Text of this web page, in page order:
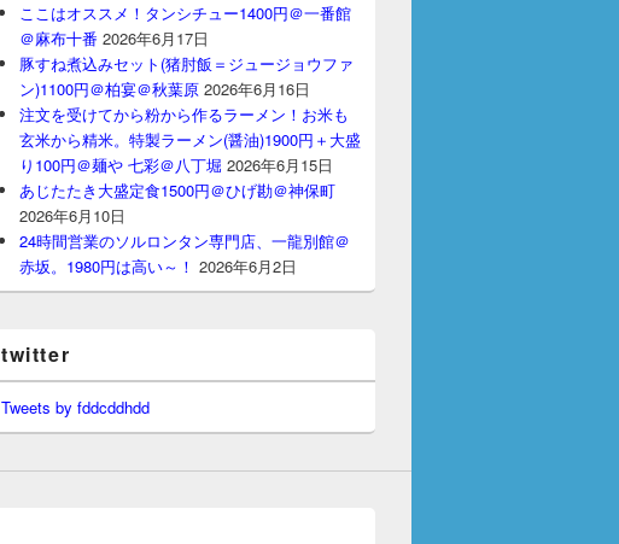
ここはオススメ！タンシチュー1400円＠一番館
＠麻布十番 2026年6月17日
豚すね煮込みセット(猪肘飯＝ジュージョウファ
ン)1100円＠柏宴＠秋葉原 2026年6月16日
注文を受けてから粉から作るラーメン！お米も
玄米から精米。特製ラーメン(醤油)1900円＋大盛
り100円＠麺や 七彩＠八丁堀 2026年6月15日
あじたたき大盛定食1500円＠ひげ勘＠神保町
2026年6月10日
24時間営業のソルロンタン専門店、一龍別館＠
赤坂。1980円は高い～！ 2026年6月2日
twitter
Tweets by fddcddhdd